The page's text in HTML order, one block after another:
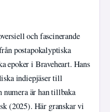
och fascinerande
postapokalyptiska
i Braveheart. Hans
indiepjäser till
numera är han tillbaka
(2025). Här granskar vi